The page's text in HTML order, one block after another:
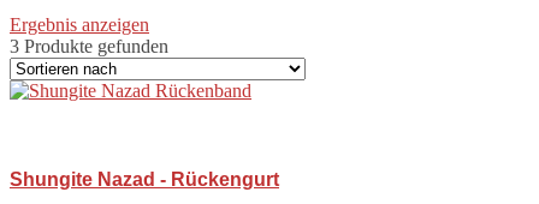
Ergebnis anzeigen
3 Produkte gefunden
Shungite Nazad - Rückengurt